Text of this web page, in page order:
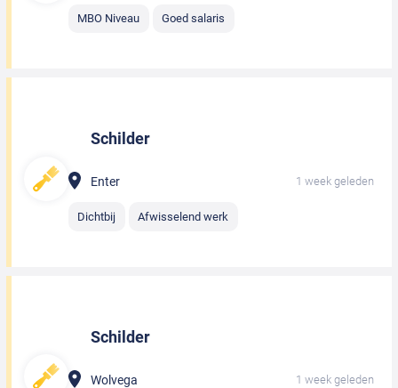
MBO Niveau Goed salaris
Schilder
Enter 1 week geleden
Dichtbij Afwisselend werk
Schilder
Wolvega 1 week geleden